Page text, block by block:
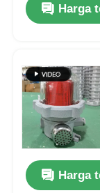
Harga
Harga